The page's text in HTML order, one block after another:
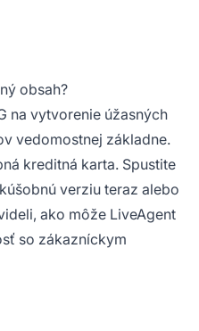
obsah?
na vytvorenie úžasných
vedomostnej základne.
kreditná karta. Spustite
verziu teraz alebo
ako môže LiveAgent
so zákazníckym